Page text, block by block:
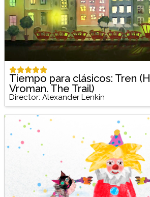
Tiempo para clásicos: Tren
Vroman. The Trail)
Director: Alexander Lenkin